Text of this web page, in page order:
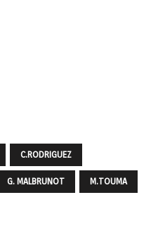
C.RODRIGUEZ
G. MALBRUNOT M.TOUMA